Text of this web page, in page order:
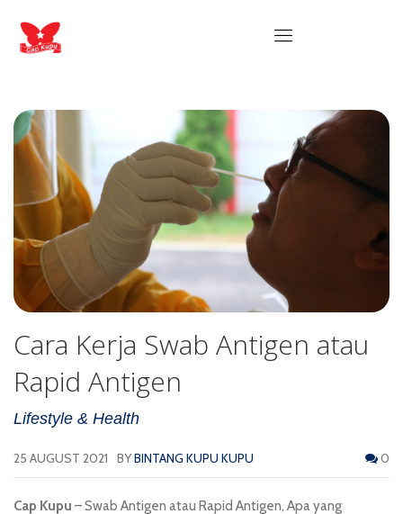
Cara Kerja Swab Antigen atau
Rapid Antigen
Lifestyle & Health
25 AUGUST 2021 BYBINTANG KUPU KUPU 0
Cap Kupu – Swab Antigen atau Rapid Antigen, Apa yang